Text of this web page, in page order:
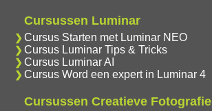
Cursussen Luminar
Cursus Starten met Luminar NEO
Cursus Luminar Tips & Tricks
Cursus Luminar AI
Cursus Word een expert in Luminar 4
Cursussen Creatieve Fotografie